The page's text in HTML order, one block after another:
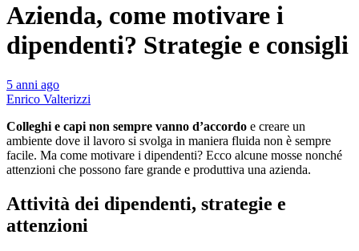
Azienda, come motivare i
dipendenti? Strategie e consigli
5 anni ago
Enrico Valterizzi
Colleghi e capi non sempre vanno d’accordo e creare un
ambiente dove il lavoro si svolga in maniera fluida non è sempre
facile. Ma come motivare i dipendenti? Ecco alcune mosse nonché
attenzioni che possono fare grande e produttiva una azienda.
Attività dei dipendenti, strategie e
attenzioni